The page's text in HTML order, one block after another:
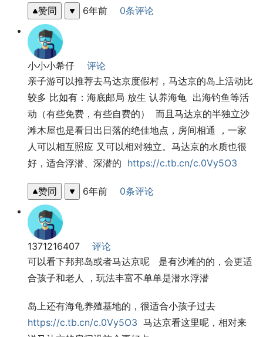
赞同 6年前 0条评论
小小小希仔
评论
亲子游可以推荐去马达京度假村，马达京的岛上活动比
较多 比如有：海底邮局 放生 认养海龟  出海钓鱼等活
动（有些免费，有些自费的）  而且马达京的半独立沙
滩木屋也是看日出日落的绝佳地点，房间相通 ，一家
人可以相互照应 又可以相对独立。马达京的水质也很
好，适合浮潜、深潜的 https://c.tb.cn/c.0Vy5O3
赞同 6年前 0条评论
1371216407
评论
可以看下邦邦岛或者马达京呢   是有沙滩的的，会更适
合孩子和老人 ，玩法丰富不单单是潜水浮潜
https://c.tb.cn/c.0Vy5O3
  马达京看这里呢，相对来